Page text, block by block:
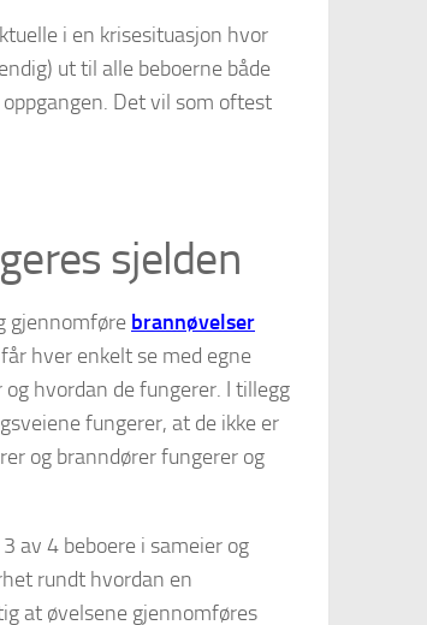
i en krisesituasjon hvor
ut til alle beboerne både
Det vil som oftest
sjelden
gjennomføre brannøvelser
hver enkelt se med egne
hvordan de fungerer. I tillegg
fungerer, at de ikke er
og branndører fungerer og
av 4 beboere i sameier og
rundt hvordan en
at øvelsene gjennomføres